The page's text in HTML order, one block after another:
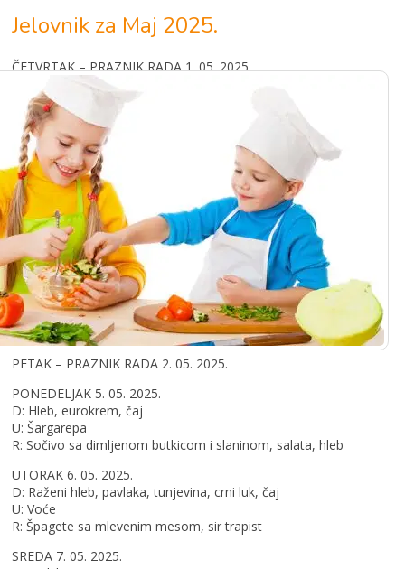
Jelovnik za Maj 2025.
ČETVRTAK – PRAZNIK RADA 1. 05. 2025.
PETAK – PRAZNIK RADA 2. 05. 2025.
PONEDELJAK 5. 05. 2025.
D: Hleb, eurokrem, čaj
U: Šargarepa
R: Sočivo sa dimljenom butkicom i slaninom, salata, hleb
UTORAK 6. 05. 2025.
D: Raženi hleb, pavlaka, tunjevina, crni luk, čaj
U: Voće
R: Špagete sa mlevenim mesom, sir trapist
SREDA 7. 05. 2025.